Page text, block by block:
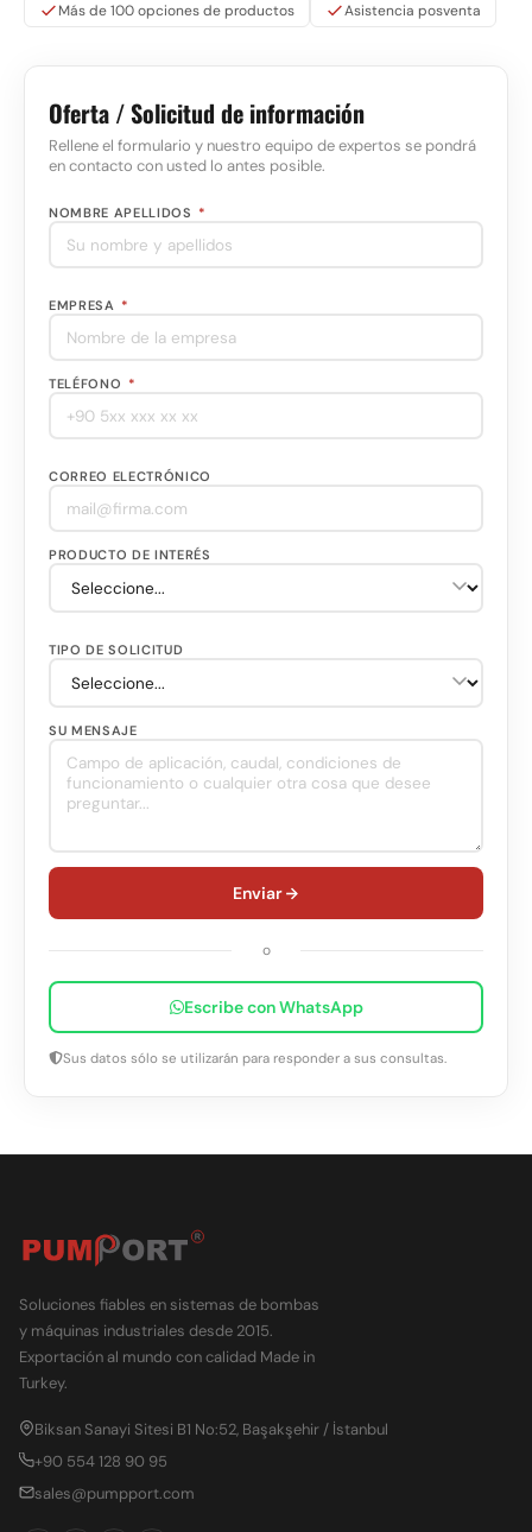
Más de 100 opciones de productos
Asistencia posventa
Oferta / Solicitud de información
Rellene el formulario y nuestro equipo de expertos se pondrá
en contacto con usted lo antes posible.
NOMBRE APELLIDOS *
EMPRESA *
TELÉFONO *
CORREO ELECTRÓNICO
PRODUCTO DE INTERÉS
TIPO DE SOLICITUD
SU MENSAJE
Enviar
o
Escribe con WhatsApp
Sus datos sólo se utilizarán para responder a sus consultas.
Soluciones fiables en sistemas de bombas
y máquinas industriales desde 2015.
Exportación al mundo con calidad Made in
Turkey.
Biksan Sanayi Sitesi B1 No:52, Başakşehir / İstanbul
+90 554 128 90 95
sales@pumpport.com